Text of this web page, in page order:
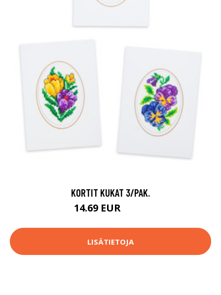
KORTIT KUKAT 3/PAK.
14.69 EUR
LISÄTIETOJA